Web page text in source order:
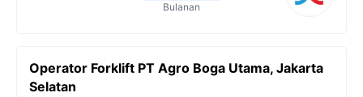
Bulanan
Operator Forklift PT Agro Boga Utama, Jakarta
Selatan